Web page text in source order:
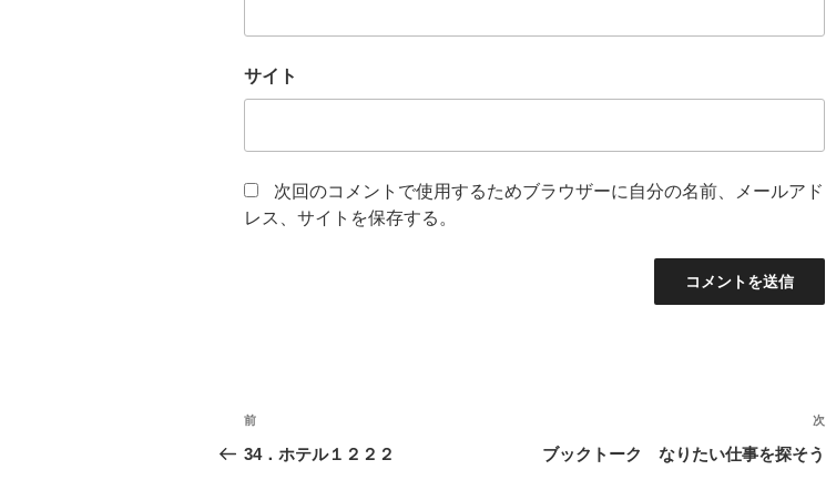
サイト
次回のコメントで使用するためブラウザーに自分の名前、メールアド
レス、サイトを保存する。
投
稿
前
の
前
34．ホテル１２２２
次
ブックトーク なりたい仕事を探そう